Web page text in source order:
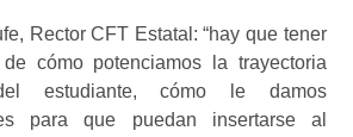
Rector CFT Estatal: “hay que tener
cómo potenciamos la trayectoria
estudiante, cómo le damos
para que puedan insertarse al